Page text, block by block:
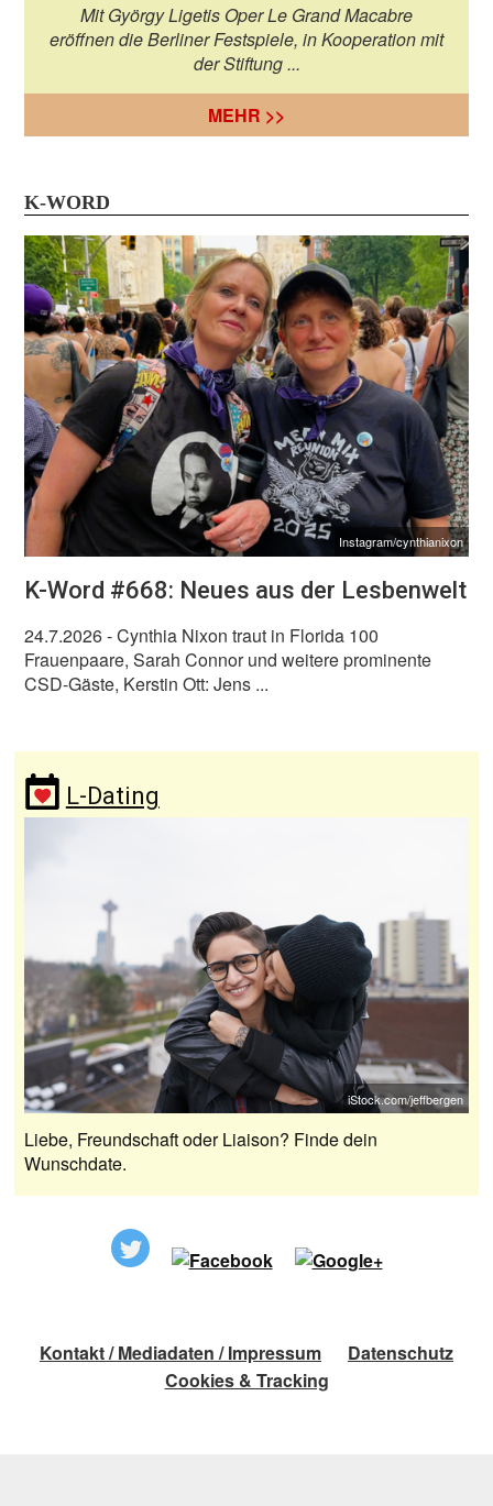
Mit György Ligetis Oper Le Grand Macabre
eröffnen die Berliner Festspiele, in Kooperation mit
der Stiftung ...
MEHR >>
K-WORD
Instagram/cynthianixon
K-Word #668: Neues aus der Lesbenwelt
24.7.2026- Cynthia Nixon traut in Florida 100
Frauenpaare, Sarah Connor und weitere prominente
CSD-Gäste, Kerstin Ott: Jens ...
L-Dating
iStock.com/jeffbergen
Liebe, Freundschaft oder Liaison? Finde dein
Wunschdate.
Kontakt / Mediadaten / Impressum
Datenschutz
Cookies & Tracking